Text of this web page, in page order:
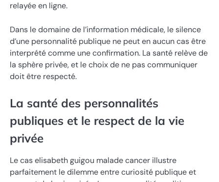
relayée en ligne.
Dans le domaine de l’information médicale, le silence
d’une personnalité publique ne peut en aucun cas être
interprété comme une confirmation. La santé relève de
la sphère privée, et le choix de ne pas communiquer
doit être respecté.
La santé des personnalités
publiques et le respect de la vie
privée
Le cas elisabeth guigou malade cancer illustre
parfaitement le dilemme entre curiosité publique et